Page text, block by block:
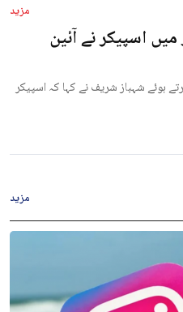
مزید
اسپیکر نے آئین
ہوئے شہباز شریف نے کہا کہ اسپیکر
مزید